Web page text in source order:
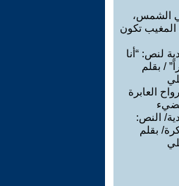
الشمس،
تكون
لنص: “أنا
/ بقلم
العابرة
النص:
بقلم